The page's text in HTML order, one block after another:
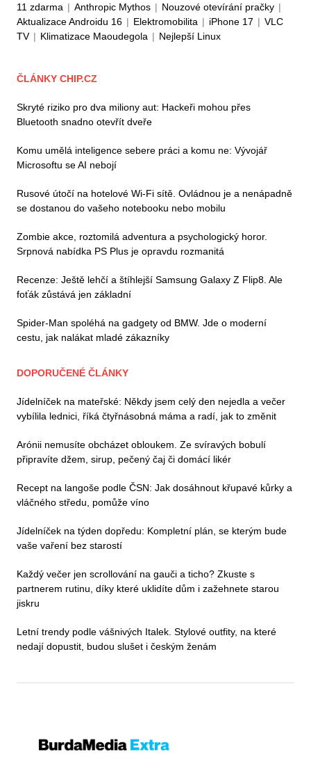
11 zdarma | Anthropic Mythos | Nouzové otevírání pračky |
Aktualizace Androidu 16 | Elektromobilita | iPhone 17 | VLC
TV | Klimatizace Maoudegola | Nejlepší Linux
ČLÁNKY CHIP.CZ
Skryté riziko pro dva miliony aut: Hackeři mohou přes
Bluetooth snadno otevřít dveře
Komu umělá inteligence sebere práci a komu ne: Vývojář
Microsoftu se AI nebojí
Rusové útočí na hotelové Wi-Fi sítě. Ovládnou je a nenápadně
se dostanou do vašeho notebooku nebo mobilu
Zombie akce, roztomilá adventura a psychologický horor.
Srpnová nabídka PS Plus je opravdu rozmanitá
Recenze: Ještě lehčí a štíhlejší Samsung Galaxy Z Flip8. Ale
foťák zůstává jen základní
Spider-Man spoléhá na gadgety od BMW. Jde o moderní
cestu, jak nalákat mladé zákazníky
DOPORUČENÉ ČLÁNKY
Jídelníček na mateřské: Někdy jsem celý den nejedla a večer
vybílila lednici, říká čtyřnásobná máma a radí, jak to změnit
Arónii nemusíte obcházet obloukem. Ze svíravých bobulí
připravíte džem, sirup, pečený čaj či domácí likér
Recept na langoše podle ČSN: Jak dosáhnout křupavé kůrky a
vláčného středu, pomůže víno
Jídelníček na týden dopředu: Kompletní plán, se kterým bude
vaše vaření bez starostí
Každý večer jen scrollování na gauči a ticho? Zkuste s
partnerem rutinu, díky které uklidíte dům i zažehnete starou
jiskru
Letní trendy podle vášnivých Italek. Stylové outfity, na které
nedají dopustit, budou slušet i českým ženám